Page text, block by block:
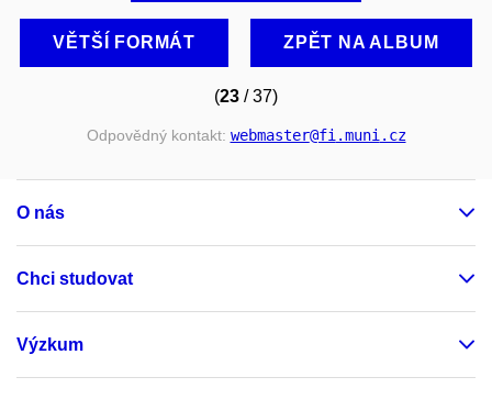
VĚTŠÍ FORMÁT ZPĚT NA ALBUM
(23 / 37)
Odpovědný kontakt: webmaster@fi.muni.cz
O nás
Chci studovat
Výzkum